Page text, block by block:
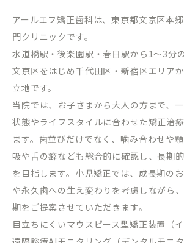
アールエフ矯正歯科は、東京都文京区本
門クリニックです。
水道橋駅・後楽園駅・春日駅から 1～3分
文京区をはじめ千代田区・新宿区エリア
立地です。
当院では、お子さまから大人の方まで、
状態やライフスタイルに合わせた矯正治
ます。歯並びだけでなく、噛み合わせや
吸や舌の癖なども総合的に確認し、長期
を目指します。小児矯正では、成長期の
や永久歯への生え変わりを考慮しながら
期をご提案させていただきます。
目立ちにくいマウスピース型矯正装置（